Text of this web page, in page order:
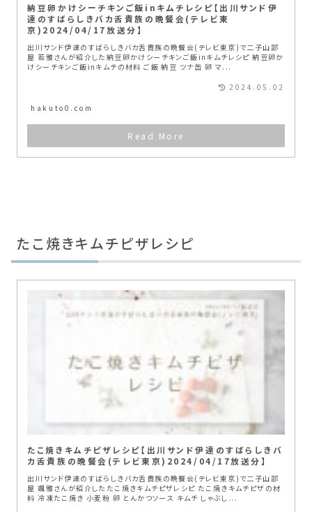
納豆卵かけシーチキンご飯inキムチレシピ【出川サンド伊
達のすばらしきバカ舌貴族の晩餐会(テレビ東
京)2024/04/17放送分】
出川サンド伊達のすばらしきバカ舌貴族の晩餐会(テレビ東京)で二子山部
屋 若雅さんが紹介した納豆卵かけシーチキンご飯inキムチレシピ 納豆卵か
けシーチキンご飯inキムチの材料 ご飯 納豆 ツナ缶 卵 マ...
hakuto0.com
2024.05.02
たこ焼きキムチピザレシピ
たこ焼きキムチピザレシピ【出川サンド伊達のすばらしきバ
カ舌貴族の晩餐会(テレビ東京)2024/04/17放送分】
出川サンド伊達のすばらしきバカ舌貴族の晩餐会(テレビ東京)で二子山部
屋 颯雅さんが紹介したたこ焼きキムチピザレシピ たこ焼きキムチピザの材
料 冷凍たこ焼き 小麦粉 卵 とんかつソース キムチ しゃぶし...